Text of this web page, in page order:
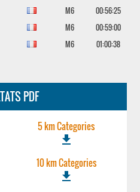
M6
00:56:25
M6
00:59:00
M6 01:00:38
PDF
5 km Categories
file_download
10 km Categories
file_download